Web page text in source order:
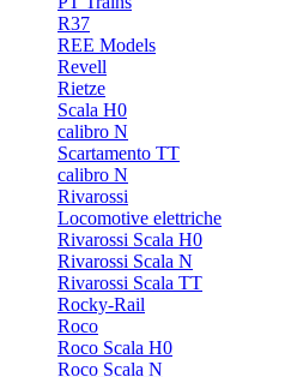
R37
REE Models
Revell
Rietze
Scala H0
calibro N
Scartamento TT
calibro N
Rivarossi
Locomotive elettriche
Rivarossi Scala H0
Rivarossi Scala N
Rivarossi Scala TT
Rocky-Rail
Roco
Roco Scala H0
Roco Scala N